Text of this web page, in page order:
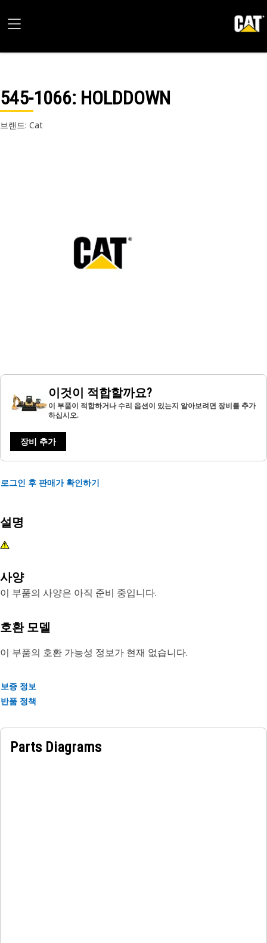
545-1066: HOLDDOWN
브랜드: Cat
이것이 적합할까요?
이 부품이 적합하거나 수리 옵션이 있는지 알아보려면 장비를 추가
하십시오.
장비 추가
로그인 후 판매가 확인하기
설명
사양
이 부품의 사양은 아직 준비 중입니다.
호환 모델
이 부품의 호환 가능성 정보가 현재 없습니다.
보증 정보
반품 정책
Parts Diagrams